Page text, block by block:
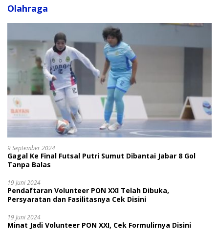
Olahraga
9 September 2024
Gagal Ke Final Futsal Putri Sumut Dibantai Jabar 8 Gol
Tanpa Balas
19 Juni 2024
Pendaftaran Volunteer PON XXI Telah Dibuka,
Persyaratan dan Fasilitasnya Cek Disini
19 Juni 2024
Minat Jadi Volunteer PON XXI, Cek Formulirnya Disini